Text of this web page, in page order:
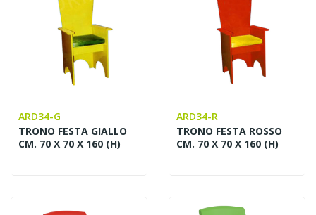
ARD34-G
TRONO FESTA GIALLO
CM. 70 X 70 X 160 (H)
ARD34-R
TRONO FESTA ROSSO
CM. 70 X 70 X 160 (H)